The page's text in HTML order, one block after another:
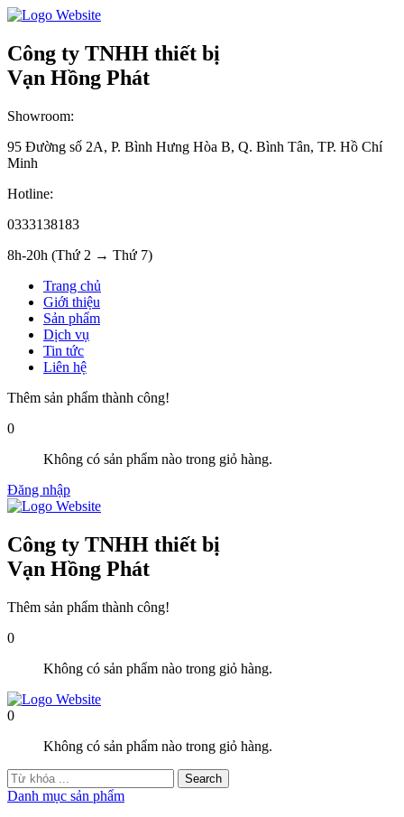
Công ty TNHH thiết bị
Vạn Hồng Phát
Showroom:
95 Đường số 2A, P. Bình Hưng Hòa B, Q. Bình Tân, TP. Hồ Chí
Minh
Hotline:
0333138183
8h-20h (Thứ 2 → Thứ 7)
Trang chủ
Giới thiệu
Sản phẩm
Dịch vụ
Tin tức
Liên hệ
Thêm sản phẩm thành công!
0
Không có sản phẩm nào trong giỏ hàng.
Đăng nhập
Công ty TNHH thiết bị
Vạn Hồng Phát
Thêm sản phẩm thành công!
0
Không có sản phẩm nào trong giỏ hàng.
0
Không có sản phẩm nào trong giỏ hàng.
Danh mục sản phẩm